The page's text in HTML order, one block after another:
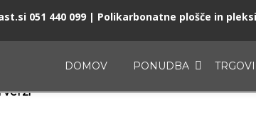
051 440 099 | Polikarbonatne plošče in
DOMOV PONUDBA
verzi